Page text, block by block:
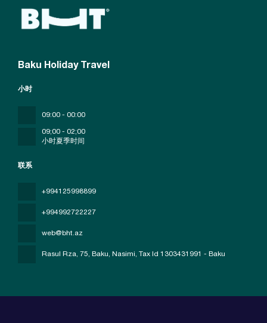
Baku Holiday Travel
联系
+994125998899
+994992722227
web@bht.az
Rasul Rza, 75, Baku, Nasimi, Tax Id 1303431991 - Baku
小时
09:00 - 00:00
09;00 - 02;00
小时夏季时间